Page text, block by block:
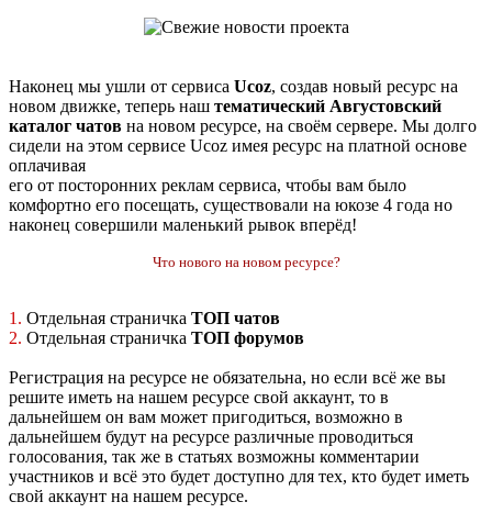
Наконец мы ушли от сервиса Ucoz, создав новый ресурс на
новом движке, теперь наш тематический Августовский
каталог чатов на новом ресурсе, на своём сервере. Мы долго
сидели на этом сервисе Ucoz имея ресурс на платной основе
оплачивая
его от посторонних реклам сервиса, чтобы вам было
комфортно его посещать, существовали на юкозе 4 года но
наконец совершили маленький рывок вперёд!
Что нового на новом ресурсе?
1. Отдельная страничка ТОП чатов
2. Отдельная страничка ТОП форумов
Регистрация на ресурсе не обязательна, но если всё же вы
решите иметь на нашем ресурсе свой аккаунт, то в
дальнейшем он вам может пригодиться, возможно в
дальнейшем будут на ресурсе различные проводиться
голосования, так же в статьях возможны комментарии
участников и всё это будет доступно для тех, кто будет иметь
свой аккаунт на нашем ресурсе.